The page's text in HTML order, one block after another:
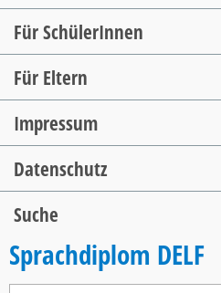
Für SchülerInnen
Für Eltern
Impressum
Datenschutz
Suche
Sprachdiplom DELF